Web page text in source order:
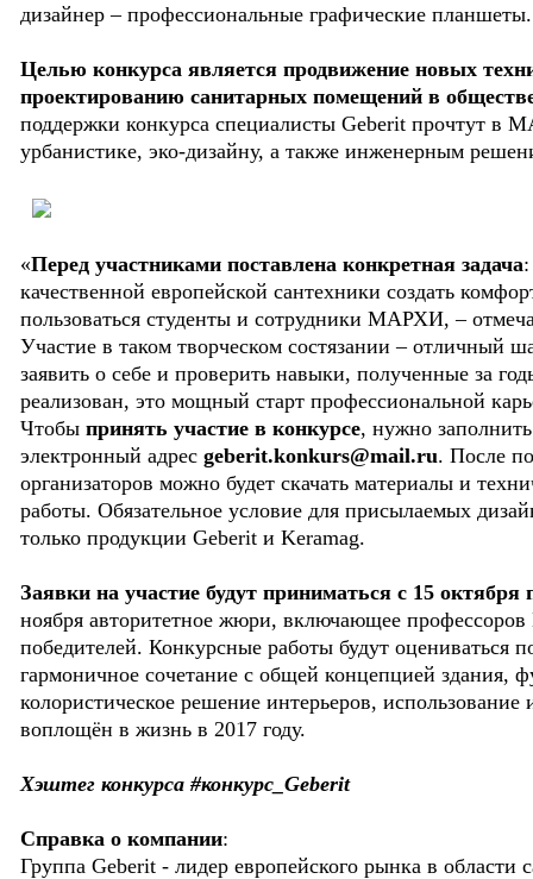
дизайнер – профессиональные графические планшеты.
Целью конкурса является продвижение новых
проектированию санитарных помещений в
поддержки конкурса специалисты Geberit прочтут в
урбанистике, эко-дизайну, а также инженерным
«Перед участниками поставлена конкретная задача
качественной европейской сантехники создать
пользоваться студенты и сотрудники МАРХИ, –
Участие в таком творческом состязании – отличный
заявить о себе и проверить навыки, полученные за
реализован, это мощный старт профессиональной
Чтобы принять участие в конкурсе, нужно
электронный адрес geberit.konkurs@mail.ru. После
организаторов можно будет скачать материалы и
работы. Обязательное условие для присылаемых
только продукции Geberit и Keramag.
Заявки на участие будут приниматься с 15 октября
ноября авторитетное жюри, включающее
победителей. Конкурсные работы будут оцениваться
гармоничное сочетание с общей концепцией здания,
колористическое решение интерьеров,
воплощён в жизнь в 2017 году.
Хэштег конкурса #конкурс_Geberit
Справка о компании:
Группа Geberit - лидер европейского рынка в области